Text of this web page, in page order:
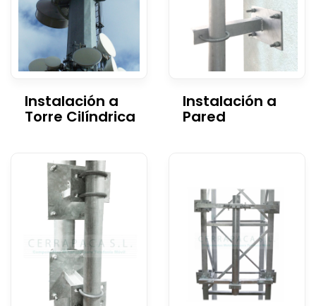
Instalación a
Torre Cilíndrica
Instalación a
Pared